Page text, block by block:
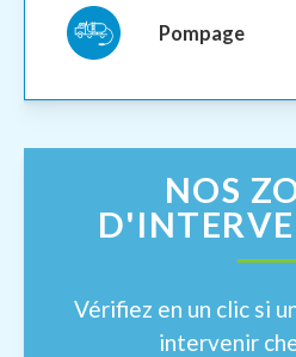
Pompage
NOS
Vérifiez en un clic si
intervenir